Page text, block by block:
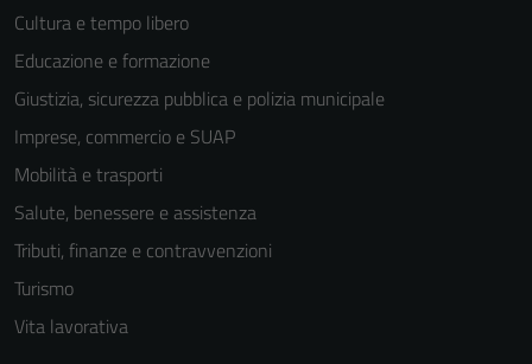
Cultura e tempo libero
Educazione e formazione
Giustizia, sicurezza pubblica e polizia municipale
Imprese, commercio e SUAP
Mobilità e trasporti
Salute, benessere e assistenza
Tributi, finanze e contravvenzioni
Turismo
Vita lavorativa